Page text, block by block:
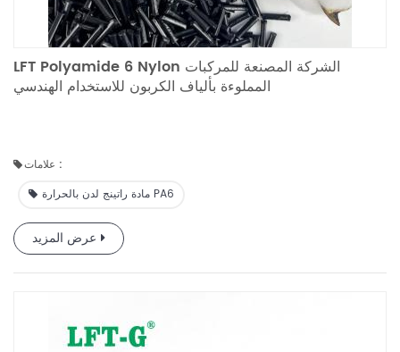
LFT Polyamide 6 Nylon الشركة المصنعة للمركبات
المملوءة بألياف الكربون للاستخدام الهندسي
علامات :
مادة راتينج لدن بالحرارة PA6
عرض المزيد